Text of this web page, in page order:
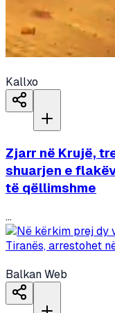
Kallxo
Zjarr në Krujë,
shuarjen e
të qëllimshme
...
Balkan Web